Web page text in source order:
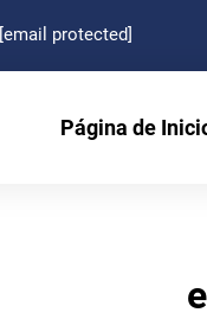
[email protected]
Página de